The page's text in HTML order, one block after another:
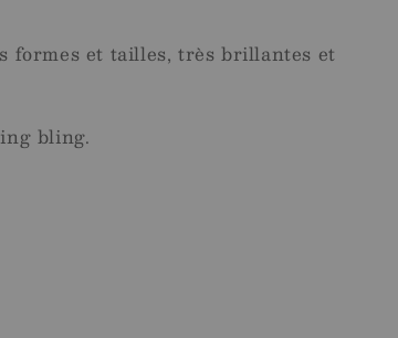
formes et tailles, très brillantes et
bling.